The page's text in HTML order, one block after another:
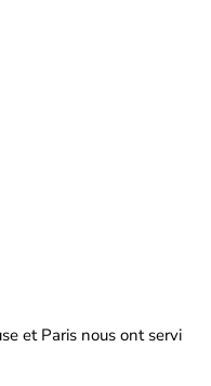
et Paris nous ont servi